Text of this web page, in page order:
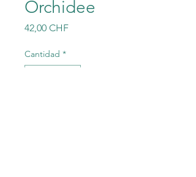
Orchidee
42,00 CHFPrecio
Cantidad *